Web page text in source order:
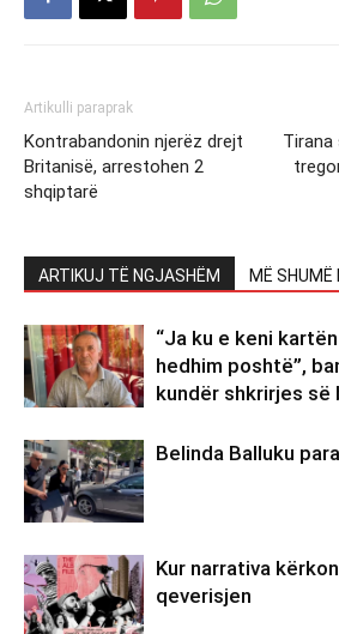
Artikulli paraprak
Kontrabandonin njerëz drejt
Britanisë, arrestohen 2
shqiptarë
Tirana
ARTIKUJ TË NGJASHËM MË SHUMË
“Ja ku e keni
hedhim poshtë”,
kundër shkrirjes së
Belinda Balluku
Kur narrativa
qeverisjen